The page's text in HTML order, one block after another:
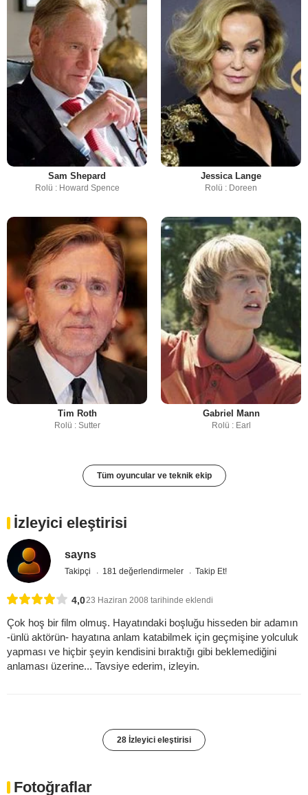
Sam Shepard
Rolü : Howard Spence
Jessica Lange
Rolü : Doreen
Tim Roth
Rolü : Sutter
Gabriel Mann
Rolü : Earl
Tüm oyuncular ve teknik ekip
İzleyici eleştirisi
sayns
Takipçi 181 değerlendirmeler Takip Et!
4,023 Haziran 2008 tarihinde eklendi
Çok hoş bir film olmuş. Hayatındaki boşluğu hisseden bir adamın
-ünlü aktörün- hayatına anlam katabilmek için geçmişine yolculuk
yapması ve hiçbir şeyin kendisini bıraktığı gibi beklemediğini
anlaması üzerine... Tavsiye ederim, izleyin.
28 İzleyici eleştirisi
Fotoğraflar